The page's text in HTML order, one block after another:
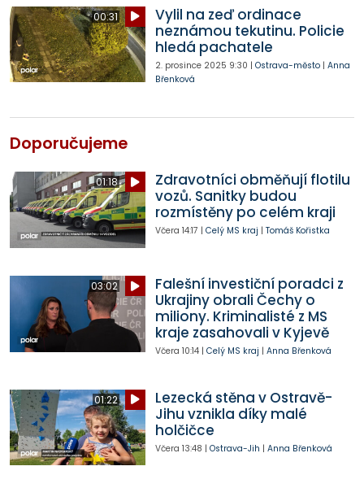
00:31
Vylil na zeď ordinace
neznámou tekutinu. Policie
hledá pachatele
2. prosince 2025 9:30 | Ostrava-město| Anna
Břenková
Doporučujeme
01:18
Zdravotníci obměňují flotilu
vozů. Sanitky budou
rozmístěny po celém kraji
Včera 14:17 | Celý MS kraj | Tomáš Kořistka
03:02
Falešní investiční poradci z
Ukrajiny obrali Čechy o
miliony. Kriminalisté z MS
kraje zasahovali v Kyjevě
Včera 10:14| Celý MS kraj | Anna Břenková
01:22
Lezecká stěna v Ostravě-
Jihu vznikla díky malé
holčičce
Včera 13:48 | Ostrava-Jih | Anna Břenková